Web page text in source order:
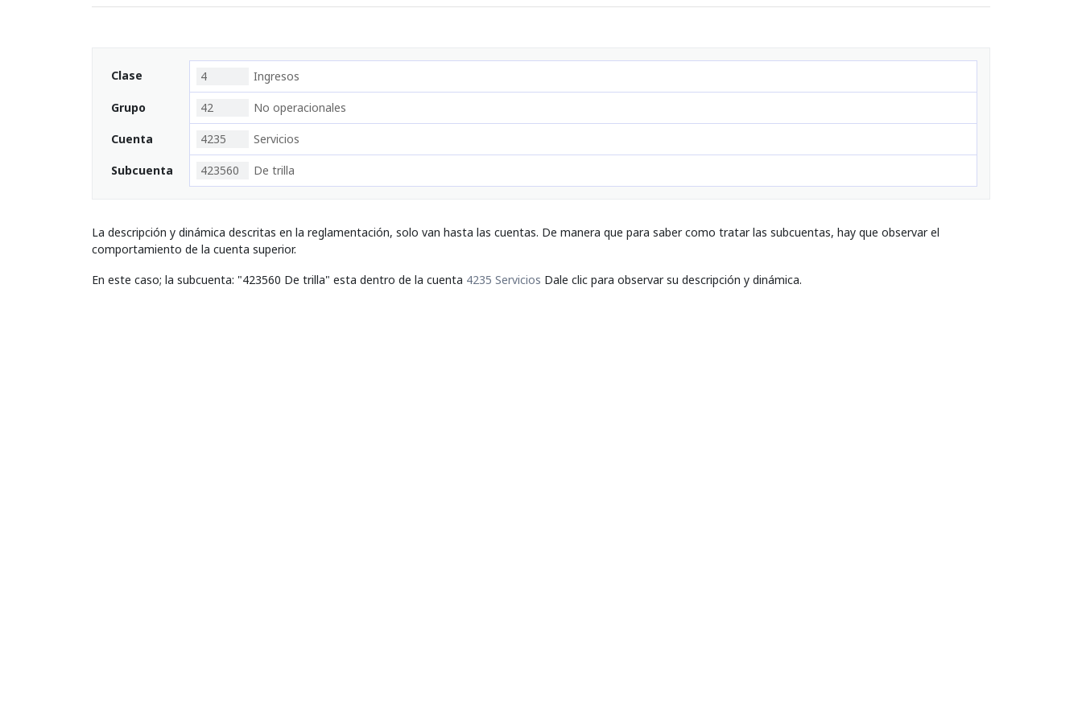
Clase 4 Ingresos
Grupo 42 No operacionales
Cuenta 4235 Servicios
Subcuenta 423560 De trilla
La descripción y dinámica descritas en la reglamentación, solo van hasta las cuentas. De manera que para saber como tratar las subcuentas, hay que observar el
comportamiento de la cuenta superior.
En este caso; la subcuenta: "423560 De trilla" esta dentro de la cuenta 4235 Servicios Dale clic para observar su descripción y dinámica.